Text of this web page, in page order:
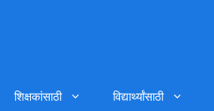
शिक्षकांसाठी विद्यार्थ्यांसाठी